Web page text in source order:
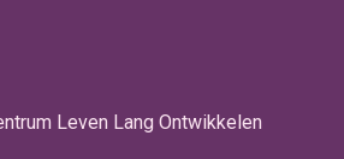
Leven Lang Ontwikkelen